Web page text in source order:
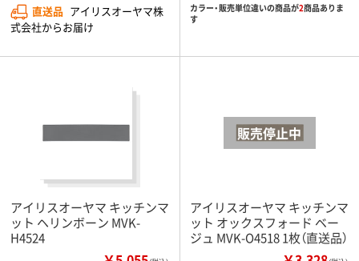
直送品 アイリスオーヤマ株
式会社からお届け
カラー・販売単位違いの商品が2商品ありま
す
アイリスオーヤマ キッチンマ
ット ヘリンボーン MVK-
H4524
アイリスオーヤマ キッチンマ
ット オックスフォード ベー
ジュ MVK-O4518 1枚（直送品）